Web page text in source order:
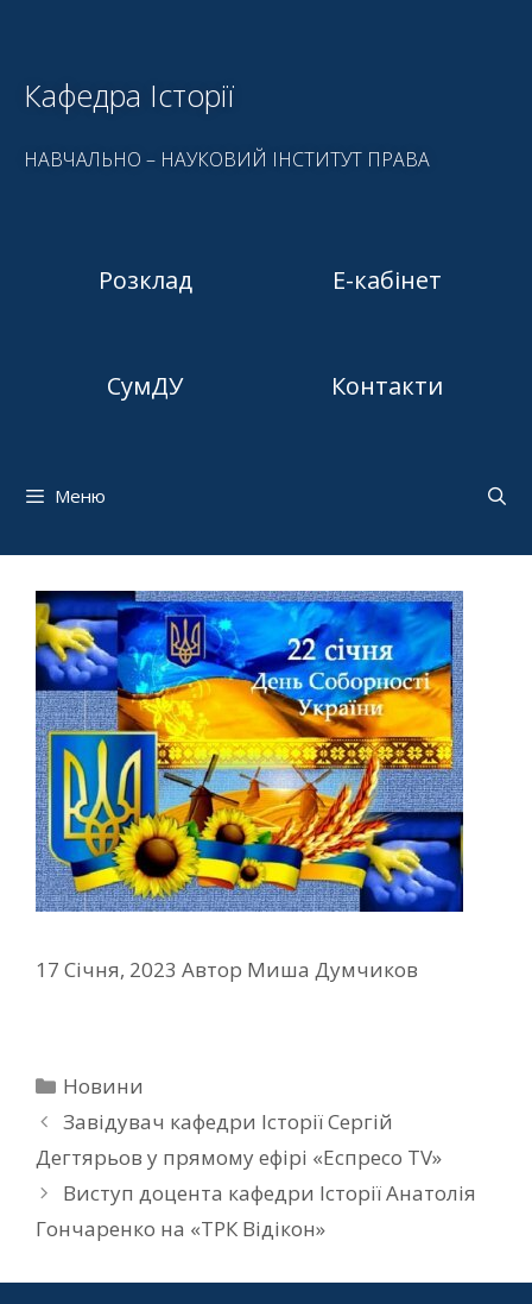
Кафедра Історії
НАВЧАЛЬНО – НАУКОВИЙ ІНСТИТУТ ПРАВА
Розклад Е-кабінет
СумДУ Контакти
Меню
17 Січня, 2023 Автор Миша Думчиков
Новини
Завідувач кафедри Історії Сергій
Дегтярьов у прямому ефірі «Еспресо TV»
Виступ доцента кафедри Історії Анатолія
Гончаренко на «ТРК Відікон»